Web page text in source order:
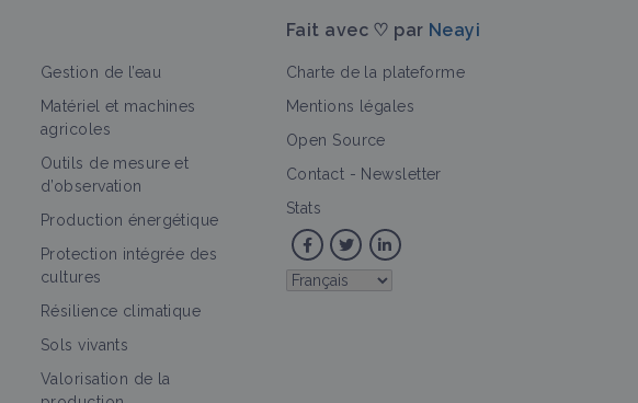
Gestion de l’eau
Matériel et machines
agricoles
Outils de mesure et
d’observation
Production énergétique
Protection intégrée des
cultures
Résilience climatique
Sols vivants
Valorisation de la
Fait avec ♡ par Neayi
Charte de la plateforme
Mentions légales
Open Source
Contact - Newsletter
Stats